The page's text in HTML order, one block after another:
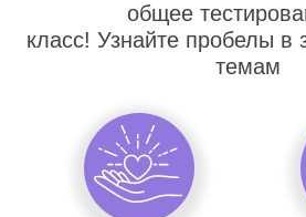
общее
класс! Узнайте пробелы в
темам